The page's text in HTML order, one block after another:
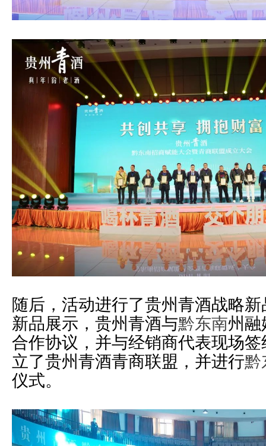
随后，活动进行了贵州青酒战略
新品展示，贵州青酒与黔东南州融
合作协议，并与经销商代表现场
立了贵州青酒青商联盟，并进行黔
仪式。